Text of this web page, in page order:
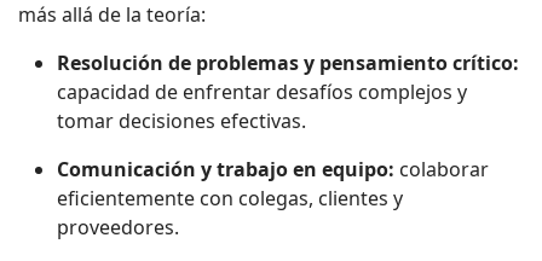
más allá de la teoría:
Resolución de problemas y pensamiento crítico:
capacidad de enfrentar desafíos complejos y
tomar decisiones efectivas.
Comunicación y trabajo en equipo: colaborar
eficientemente con colegas, clientes y
proveedores.